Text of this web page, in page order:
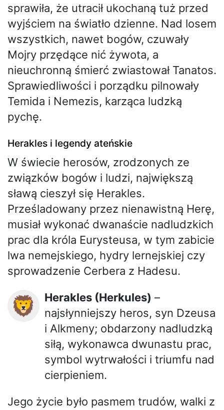
sprawiła, że utracił ukochaną tuż przed
wyjściem na światło dzienne. Nad losem
wszystkich, nawet bogów, czuwały
Mojry przędące nić żywota, a
nieuchronną śmierć zwiastował Tanatos.
Sprawiedliwości i porządku pilnowały
Temida i Nemezis, karząca ludzką
pychę.
Herakles i legendy ateńskie
W świecie herosów, zrodzonych ze
związków bogów i ludzi, największą
sławą cieszył się Herakles.
Prześladowany przez nienawistną Herę,
musiał wykonać dwanaście nadludzkich
prac dla króla Eurysteusa, w tym zabicie
lwa nemejskiego, hydry lernejskiej czy
sprowadzenie Cerbera z Hadesu.
🦁 Herakles (Herkules) –
najsłynniejszy heros, syn Dzeusa
i Alkmeny; obdarzony nadludzką
siłą, wykonawca dwunastu prac,
symbol wytrwałości i triumfu nad
cierpieniem.
Jego życie było pasmem trudów, walki z